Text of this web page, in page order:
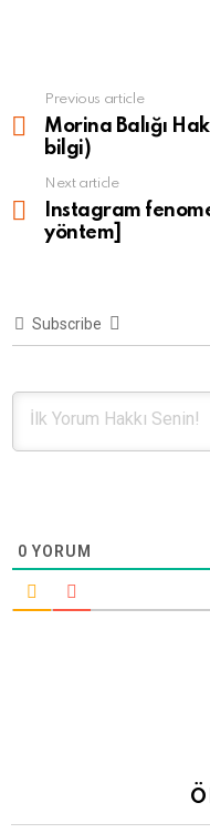
more
Previous article
Morina Balığı
bilgi)
Next article
Instagram
yöntem]
Subscribe
0 YORUM